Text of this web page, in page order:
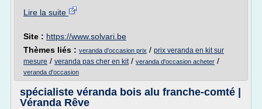
Lire la suite
Site : https://www.solvari.be
Thèmes liés : veranda d'occasion prix / prix veranda en kit sur
mesure / veranda pas cher en kit/ veranda d'occasion acheter /
veranda d'occasion
spécialiste véranda bois alu franche-comté |
Véranda Rêve